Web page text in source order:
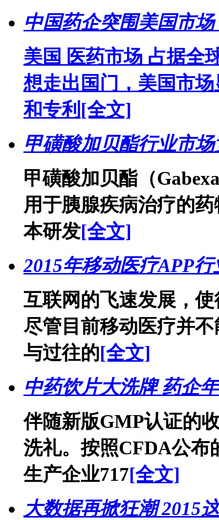
中国药企突围美国市
美国 医药市场 占据全
想走出国门，美国市
和专利 [全文]
甲磺酸加贝酯行业市
甲磺酸加贝酯（
用于胰腺疾病治疗的
本研发[全文]
2015年移动医疗APP
互联网的飞速发展，
尽管目前移动医疗并
与过往的[全文]
中药饮片大洗牌 药企
伴随新版GMP认证的
洗礼。按照CFDA公布
生产企业717[全文]
大数据再掀狂潮 2015